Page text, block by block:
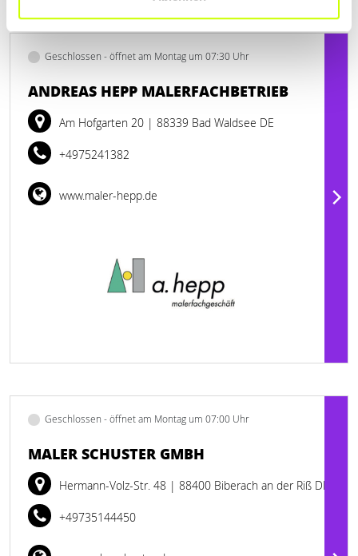
Geschlossen - öffnet am Montag um 07:30 Uhr
ANDREAS HEPP MALERFACHBETRIEB
Am Hofgarten 20 | 88339 Bad Waldsee DE
+4975241382
www.maler-hepp.de
Geschlossen - öffnet am Montag um 07:00 Uhr
MALER SCHUSTER GMBH
Hermann-Volz-Str. 48 | 88400 Biberach an der Riß DE
+49735144450